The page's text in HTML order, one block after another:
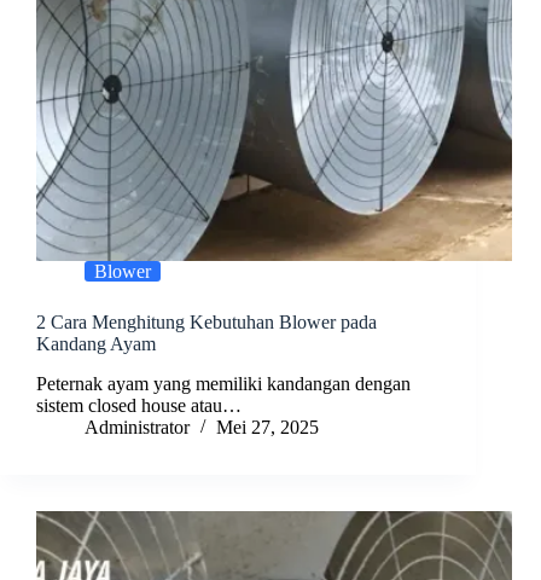
Blower
2 Cara Menghitung Kebutuhan Blower pada
Kandang Ayam
Peternak ayam yang memiliki kandangan dengan
sistem closed house atau…
Administrator
Mei 27, 2025